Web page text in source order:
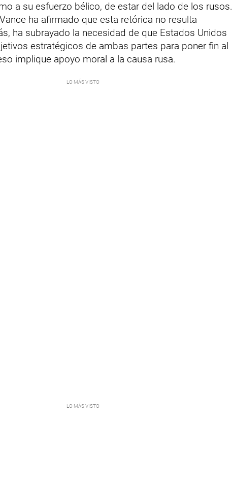
a su esfuerzo bélico, de estar del lado de los rusos.
ha afirmado que esta retórica no resulta
ha subrayado la necesidad de que Estados Unidos
estratégicos de ambas partes para poner fin al
implique apoyo moral a la causa rusa.